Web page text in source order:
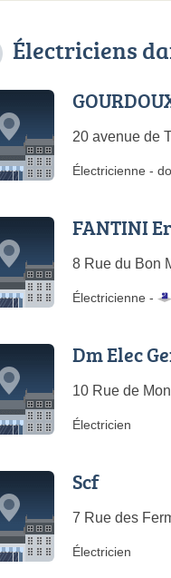
Électriciens
20 avenue de
Électricienne -
FANTINI
8 Rue du Bon
Électricienne -
Dm Elec
10 Rue de
Électricien
Scf
7 Rue des
Électricien